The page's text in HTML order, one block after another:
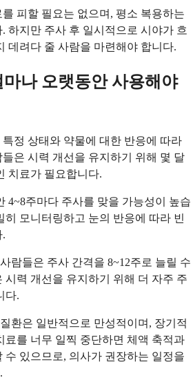
피할 필요는 없으며, 평소 복용하는
하지만 주사 후 일시적으로 시야가 흐
데려다 줄 사람을 마련해야 합니다.
나 오랫동안 사용해야
정 상태와 약물에 대한 반응에 따라
은 시력 개선을 유지하기 위해 몇 달
치료가 필요합니다.
4~8주마다 주사를 맞을 가능성이 높습
히 모니터링하고 눈의 반응에 따라 빈
.
람들은 주사 간격을 8~12주로 늘릴 수
시력 개선을 유지하기 위해 더 자주 주
다.
환은 일반적으로 만성적이며, 장기적
료를 너무 일찍 중단하면 체액 축적과
수 있으므로, 의사가 권장하는 일정을